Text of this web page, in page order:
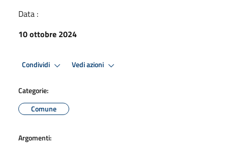
Data :
10 ottobre 2024
Condividi Vedi azioni
Categorie:
Comune
Argomenti: